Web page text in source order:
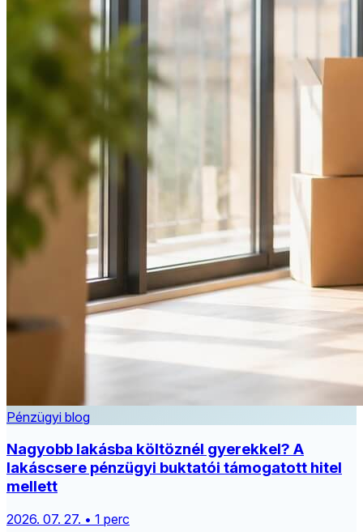
Pénzügyi blog
Nagyobb lakásba költöznél gyerekkel? A
lakáscsere pénzügyi buktatói támogatott hitel
mellett
2026. 07. 27. • 1 perc